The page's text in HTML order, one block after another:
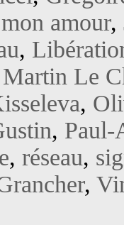
amour,
,
Martin Le
,
, Paul-
, réseau,
,